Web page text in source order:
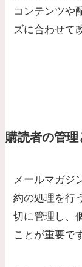
コンテンツや
ズに合わせて
購読者の管
メールマガジ
約の処理を行
切に管理し、
ことが重要で